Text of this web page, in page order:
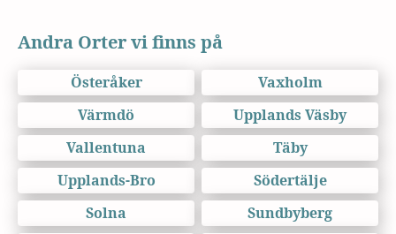
Andra Orter vi finns på
Österåker
Vaxholm
Värmdö
Upplands Väsby
Vallentuna
Täby
Upplands-Bro
Södertälje
Solna
Sundbyberg